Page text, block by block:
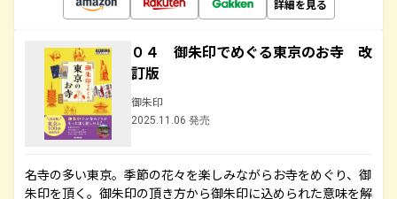
詳細を見る
０４ 御朱印でめぐる東京のお寺 改
訂版
御朱印
2025.11.06 発売
名寺の多い東京。季節の花々を楽しみながらお寺をめぐり、御
朱印を頂く。御朱印の頂き方から御朱印に込められた意味を解